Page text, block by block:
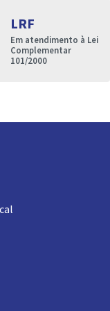
LRF
Em atendimento à Lei
Complementar
101/2000